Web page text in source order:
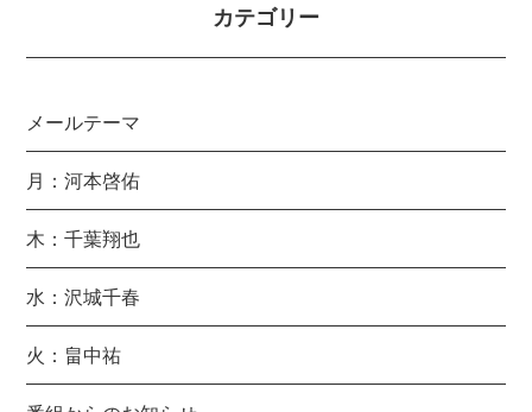
カテゴリー
メールテーマ
月：河本啓佑
木：千葉翔也
水：沢城千春
火：畠中祐